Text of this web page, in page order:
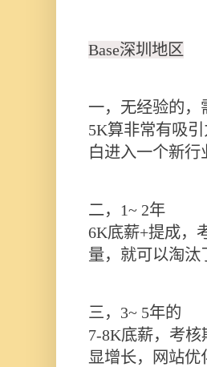
Base深圳地区
一，无经验的，
5K算非常有吸
白进入一个新
二，1~ 2年
6K底薪+提成，
量，就可以淘汰
三，3~ 5年的
7-8K底薪，考
显增长，网站